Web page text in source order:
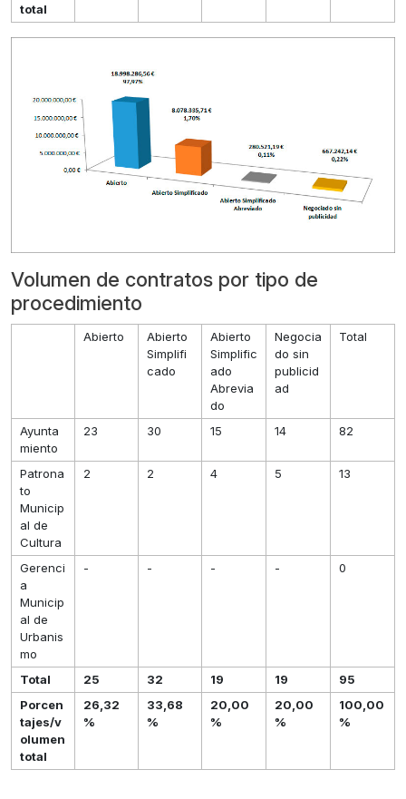
total
Volumen de contratos por tipo de
procedimiento
Abierto
Abierto
Simplifi
cado
Abierto
Simplific
ado
Abrevia
do
Negocia
do sin
publicid
ad
Total
Ayunta
miento
23 30 15 14 82
Patrona
to
Municip
al de
Cultura
2 2 4 5 13
Gerenci
a
Municip
al de
Urbanis
mo
- - - - 0
Total 25 32 19 19
95
Porcen
tajes/v
olumen
total
26,32
%
33,68
%
20,00
%
20,00
%
100,00
%